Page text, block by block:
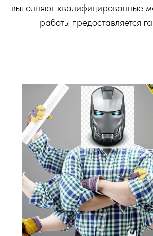
выполняют квалифицированные
работы предоставляется